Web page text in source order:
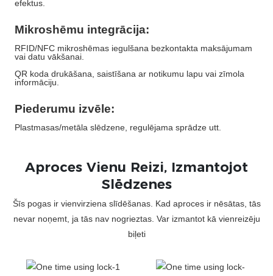
efektus.
Mikroshēmu integrācija:
RFID/NFC mikroshēmas iegulšana bezkontakta maksājumam
vai datu vākšanai.
QR koda drukāšana, saistīšana ar notikumu lapu vai zīmola
informāciju.
Piederumu izvēle:
Plastmasas/metāla slēdzene, regulējama sprādze utt.
Aproces Vienu Reizi, Izmantojot
Slēdzenes
Šīs pogas ir vienvirziena slīdēšanas. Kad aproces ir nēsātas, tās
nevar noņemt, ja tās nav nogrieztas. Var izmantot kā vienreizēju
biļeti